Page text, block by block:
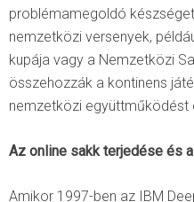
problémamegoldó
nemzetközi versenyek,
kupája vagy a Nemzetközi
összehozzák a kontinens
nemzetközi együttműködést
Az online sakk terjedése és
Amikor 1997-ben az IBM